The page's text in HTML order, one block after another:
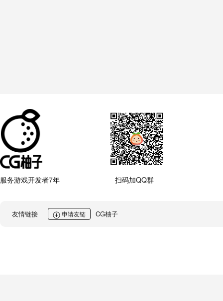
服务游戏开发者7年 扫码加QQ群
友情链接 申请友链 CG柚子